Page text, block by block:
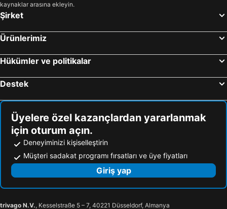
kaynaklar arasına ekleyin.
Şirket
Ürünlerimiz
Hükümler ve politikalar
Destek
Üyelere özel kazançlardan yararlanmak
için oturum açın.
Deneyiminizi kişiselleştirin
Müşteri sadakat programı fırsatları ve üye fiyatları
Giriş yap
trivago N.V., Kesselstraße 5 – 7, 40221 Düsseldorf, Almanya